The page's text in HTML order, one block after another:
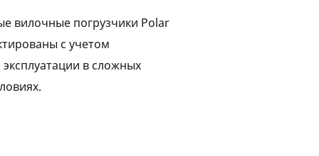
вилочные погрузчики Polar
с учетом
в сложных